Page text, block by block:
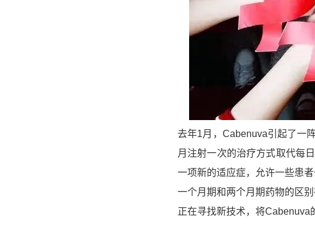
去年1月，Cabenuva引起了一阵
月注射一次的治疗方式取代每
一项新的适应症，
允许一些患
一个月期和两个月期药物的区
正在寻找新技术，将Cabenuva